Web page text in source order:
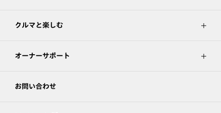
クルマと楽しむ
オーナーサポート
お問い合わせ